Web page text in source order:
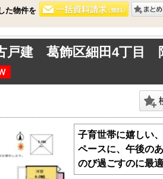
た物件を
戸建 葛飾区細田4丁目
子育世帯に嬉しい
ペースに、午後の
のび過ごすのに最
東京支店
神奈川支店
サイ
プラ